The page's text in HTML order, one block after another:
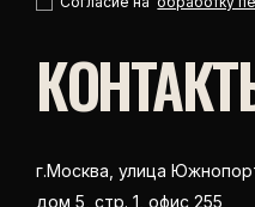
г.Москва, улица
дом 5, стр. 1, офис 255